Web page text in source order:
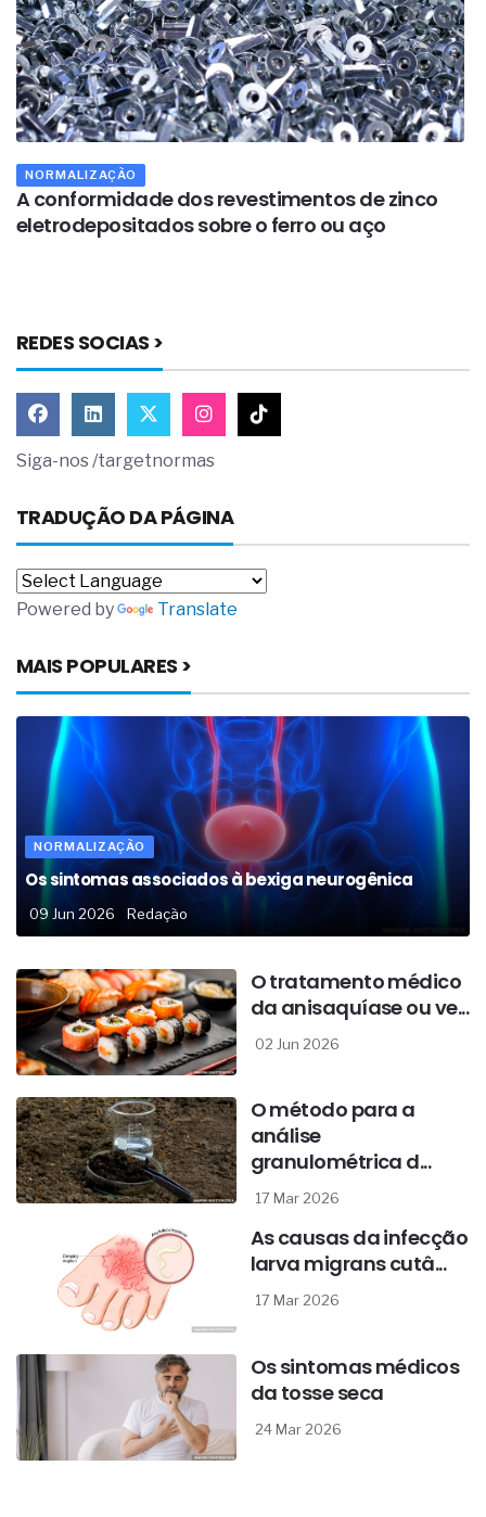
NORMALIZAÇÃO
A conformidade dos revestimentos de zinco
eletrodepositados sobre o ferro ou aço
REDES SOCIAS >
Siga-nos /targetnormas
TRADUÇÃO DA PÁGINA
Powered by Translate
MAIS POPULARES >
NORMALIZAÇÃO
Os sintomas associados à bexiga neurogênica
09 Jun 2026 Redação
O tratamento médico
da anisaquíase ou ve...
02 Jun 2026
O método para a
análise
granulométrica d...
17 Mar 2026
As causas da infecção
larva migrans cutâ...
17 Mar 2026
Os sintomas médicos
da tosse seca
24 Mar 2026